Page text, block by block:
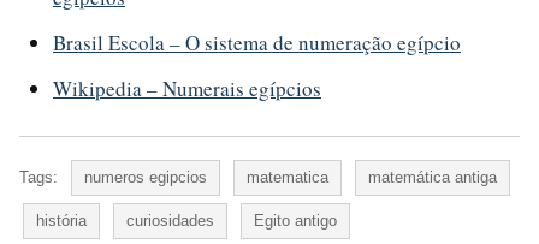
Brasil Escola – O sistema de numeração egípcio
Wikipedia – Numerais egípcios
Tags: numeros egipcios matematica matemática antiga
história curiosidades Egito antigo